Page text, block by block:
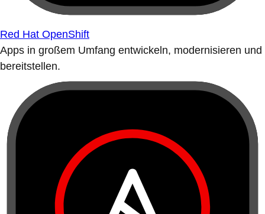
Red Hat OpenShift
Apps in großem Umfang entwickeln, modernisieren und
bereitstellen.